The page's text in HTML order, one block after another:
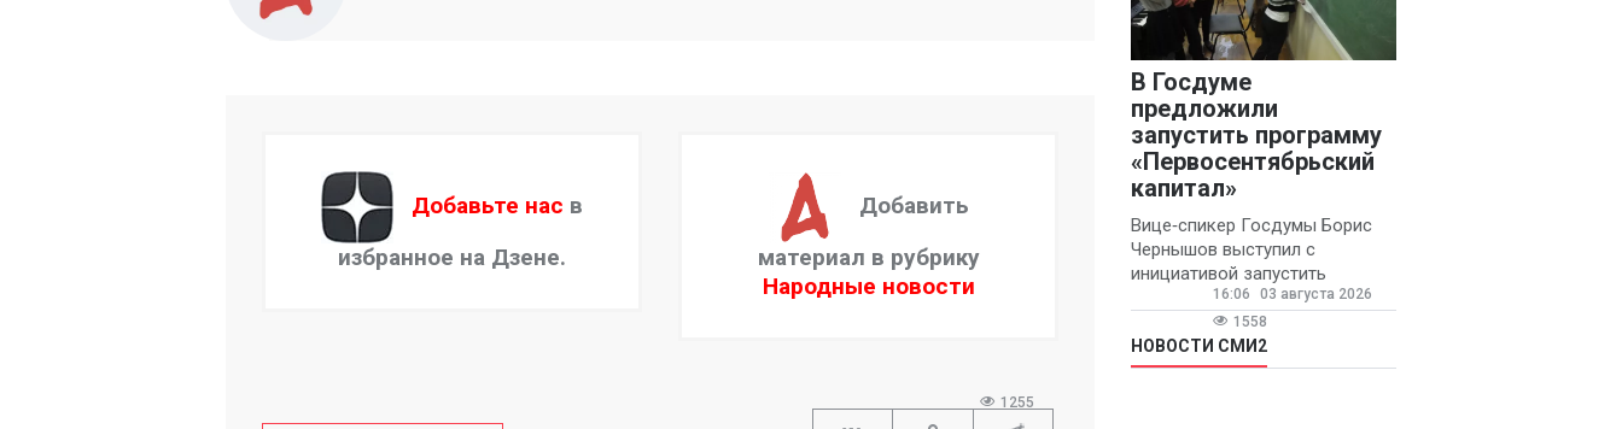
Добавьте нас в
избранное на Дзене.
Добавить
материал в рубрику
Народные новости
1255
В Госдуме
предложили
запустить программу
«Первосентябрьский
капитал»
Вице‑спикер Госдумы Борис
Чернышов выступил с
инициативой запустить
ежегодную федеральную
программу
«Первосентябрьский капитал»
- она предполагает
16:06
03 августа 2026
1558
НОВОСТИ СМИ2